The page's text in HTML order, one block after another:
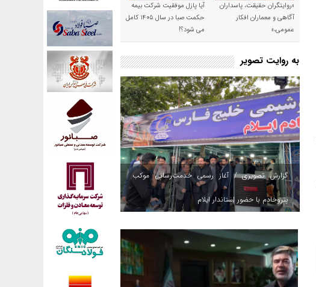
«روایتگران حقیقت، پاسداران
آگاهی و معماران افکار
عمومی،»
آیا پازل موفقیت شرکت بیمه
حکمت صبا در سال ۱۴۰۵ کامل
می شود؟!
به روایت تصویر
گزارش تصویری / آغاز رسمی خدمت‌رسانی موکب
پتروخادم با حضور استاندار ایلام